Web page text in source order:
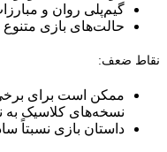
گیم‌پلی روان و
حالت‌های بازی متنوع
نقاط ضعف:
ممکن است برای برخی
نسخه‌های کلاسیک به
داستان بازی نسبتاً